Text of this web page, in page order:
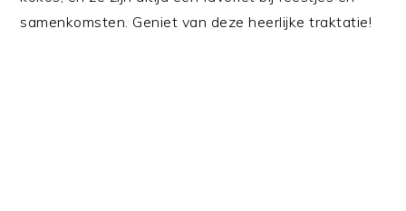
samenkomsten. Geniet van deze heerlijke traktatie!